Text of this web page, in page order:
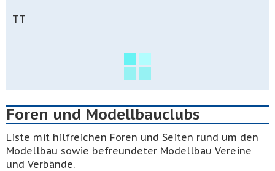
TT
Foren und Modellbauclubs
Liste mit hilfreichen Foren und Seiten rund um den
Modellbau sowie befreundeter Modellbau Vereine
und Verbände.